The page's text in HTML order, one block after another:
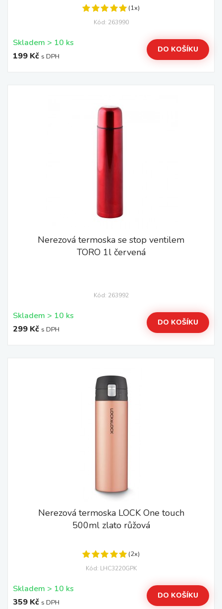
(1x)
Kód: 263990
Skladem > 10 ks
199 Kč s DPH
DO KOŠÍKU
Nerezová termoska se stop ventilem
TORO 1l červená
Kód: 263992
Skladem > 10 ks
299 Kč s DPH
DO KOŠÍKU
Nerezová termoska LOCK One touch
500ml zlato růžová
(2x)
Kód: LHC3220GPK
Skladem > 10 ks
359 Kč s DPH
DO KOŠÍKU